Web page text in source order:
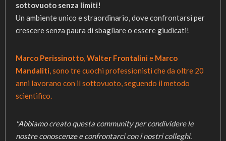
sottovuoto senza limiti!
Un ambiente unico e straordinario, dove confrontarsi per
crescere senza paura di sbagliare o essere giudicati!
Marco Perissinotto,Walter Frontalini e Marco
Mandaliti, sono tre cuochi professionisti che da oltre 20
anni lavorano con il sottovuoto, seguendo il metodo
scientifico.
"Abbiamo creato questa community per condividere le
nostre conoscenze e confrontarci con i nostri colleghi.